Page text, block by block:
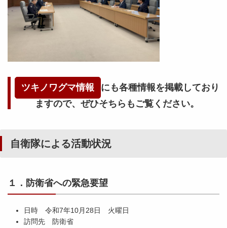
ツキノワグマ情報
にも各種情報を掲載しており
ますので、ぜひそちらもご覧ください。
自衛隊による活動状況
１．防衛省への緊急要望
日時 令和7年10月28日 火曜日
訪問先 防衛省